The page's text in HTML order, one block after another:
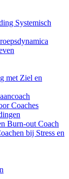
Systemisch
met Ziel en
Coaches
Burn-out Coach
bij Stress en